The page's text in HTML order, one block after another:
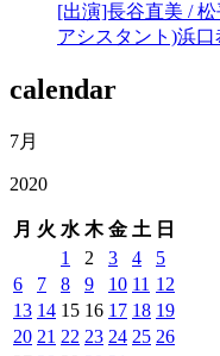
[出演]長谷直美 /
アシスタント)浜口
calendar
7月
2020
月 火 水 木 金 土 日
1 2 3 4
5
6
7 8 9 10 11 12
13 14 15 16 17 18 19
20 21 22 23 24 25 26